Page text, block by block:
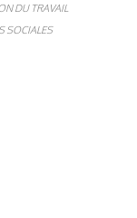
DU TRAVAIL
SOCIALES